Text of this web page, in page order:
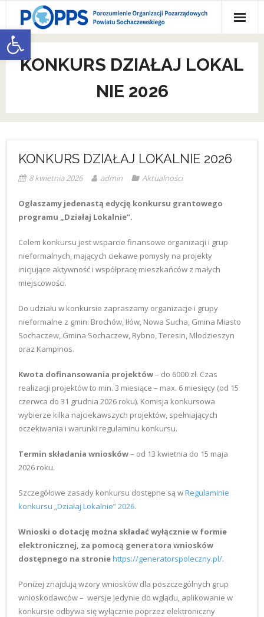
Otwórz pasek narzędzi
content
O nas
- O nas
- Członkowie POPPS
- Jak do nas dołączyć
Działaj Lokalnie
Galeria
KONKURS DZIAŁAJ LOKAL
NIE 2026
KONKURS DZIAŁAJ LOKALNIE 2026
8 kwietnia 2026 admin Aktualności
Ogłaszamy jedenastą edycję konkursu grantowego
programu „Działaj Lokalnie”.
Celem konkursu jest wsparcie finansowe organizacji i grup
nieformalnych, mających ciekawe pomysły na projekty
inicjujące aktywność i współpracę mieszkańców z małych
miejscowości.
Do udziału w konkursie zapraszamy organizacje i grupy
nieformalne z gmin: Brochów, Iłów, Nowa Sucha, Gmina Miasto
Sochaczew, Gmina Sochaczew, Rybno, Teresin, Młodzieszyn
oraz Kampinos.
Kwota dofinansowania projektów– do 6000 zł. Czas
realizacji projektów to min. 3 miesiące – max. 6 miesięcy (od 15
czerwca do 31 grudnia 2026 roku). Komisja konkursowa
wybierze kilka najciekawszych projektów, spełniających
oczekiwania i warunki regulaminu konkursu.
Termin składania wniosków– od 13 kwietnia do 15 maja
2026 roku.
Szczegółowe zasady konkursu dostępne są wRegulaminie
konkursu „Działaj Lokalnie” 2026.
Wnioski o dotację można składać wyłącznie w formie
elektronicznej, za pomocą generatora wniosków
dostępnego na stroniehttps://generatorspoleczny.pl/.
Poniżej znajdują wzory wniosków dla poszczególnych grup
wnioskodawców – wersje jedynie do wglądu, aplikowanie w
konkursie odbywa się wyłącznie poprzez elektroniczny